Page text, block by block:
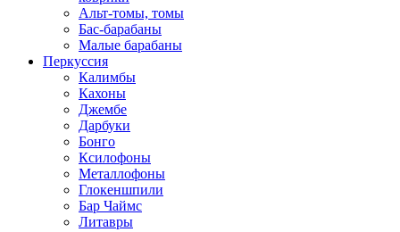
Альт-томы, томы
Бас-барабаны
Малые барабаны
Перкуссия
Калимбы
Кахоны
Джембе
Дарбуки
Бонго
Ксилофоны
Металлофоны
Глокеншпили
Бар Чаймс
Литавры